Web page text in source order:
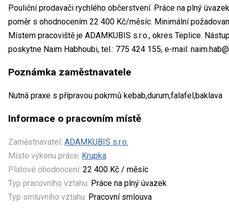
Pouliční prodavači rychlého občerstvení. Práce na plný
poměr s ohodnocením 22 400 Kč/měsíc. Minimální
Místem pracoviště je ADAMKUBIS s.r.o., okres Teplice.
poskytne Naim Habhoubi, tel.: 775 424 155, e-mail:
Poznámka zaměstnavatele
Nutná praxe s přípravou pokrmů kebab,durum,falafel,baklava
Informace o pracovním místě
Zaměstnavatel: ADAMKUBIS s.r.o.
Místo výkonu práce: Krupka
Platové ohodnocení: 22 400 Kč / měsíc
Typ pracovního vztahu: Práce na plný úvazek
Typ smluvního vztahu: Pracovní smlouva